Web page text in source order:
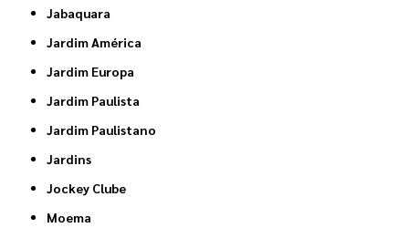
Jabaquara
Jardim América
Jardim Europa
Jardim Paulista
Jardim Paulistano
Jardins
Jockey Clube
Moema